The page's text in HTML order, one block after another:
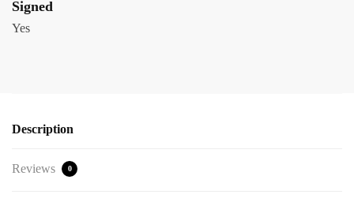
Signed
Yes
Description
Reviews 0